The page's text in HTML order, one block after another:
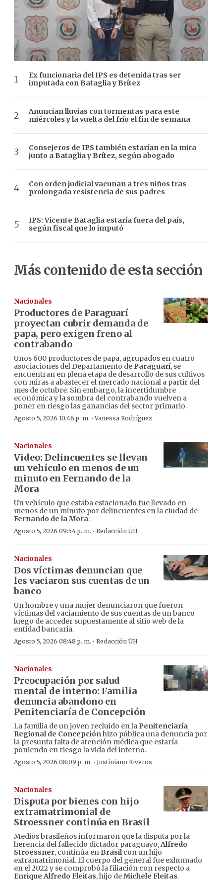
Ex funcionaria del IPS es detenida tras ser
imputada con Bataglia y Brítez
Anuncian lluvias con tormentas para este
miércoles y la vuelta del frío el fin de semana
Consejeros de IPS también estarían en la mira
junto a Bataglia y Brítez, según abogado
Con orden judicial vacunan a tres niños tras
prolongada resistencia de sus padres
IPS: Vicente Bataglia estaría fuera del país,
según fiscal que lo imputó
Más contenido de esta sección
Nacionales
Productores de Paraguarí
proyectan cubrir demanda de
papa, pero exigen freno al
contrabando
Unos 600 productores de papa, agrupados en cuatro
asociaciones del Departamento de Paraguarí, se
encuentran en plena etapa de desarrollo de sus cultivos
con miras a abastecer el mercado nacional a partir del
mes de octubre. Sin embargo, la incertidumbre
económica y la sombra del contrabando vuelven a
poner en riesgo las ganancias del sector primario.
Agosto 5, 2026 10:46 p. m. ·Vanessa Rodríguez
Nacionales
Video: Delincuentes se llevan
un vehículo en menos de un
minuto en Fernando de la
Mora
Un vehículo que estaba estacionado fue llevado en
menos de un minuto por delincuentes en la ciudad de
Fernando de la Mora.
Agosto 5, 2026 09:54 p. m. · Redacción ÚH
Nacionales
Dos víctimas denuncian que
les vaciaron sus cuentas de un
banco
Un hombre y una mujer denunciaron que fueron
víctimas del vaciamiento de sus cuentas de un banco
luego de acceder supuestamente al sitio web de la
entidad bancaria.
Agosto 5, 2026 08:48 p. m. · Redacción ÚH
Nacionales
Preocupación por salud
mental de interno: Familia
denuncia abandono en
Penitenciaría de Concepción
La familia de un joven recluido en la Penitenciaría
Regional de Concepciónhizo pública una denuncia por
la presunta falta de atención médica que estaría
poniendo en riesgo la vida del interno.
Agosto 5, 2026 08:09 p. m. · Justiniano Riveros
Nacionales
Disputa por bienes con hijo
extramatrimonial de
Stroessner continúa en Brasil
Medios brasileños informaron que la disputa por la
herencia del fallecido dictador paraguayo,Alfredo
Stroessner, continúa en Brasilcon un hijo
extramatrimonial. El cuerpo del general fue exhumado
en el 2022 y se comprobó la filiación con respecto a
Enrique Alfredo Fleitas, hijo deMichele Fleitas.